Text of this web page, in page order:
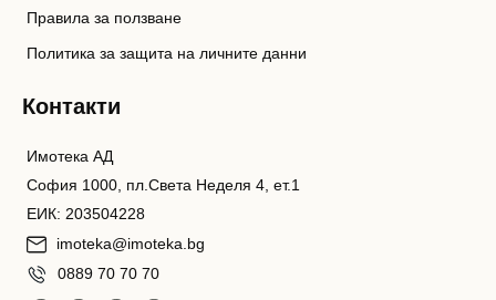
Правила за ползване
Политика за защита на личните данни
Контакти
Имотека АД
София 1000, пл.Света Неделя 4, ет.1
ЕИК: 203504228
imoteka@imoteka.bg
0889 70 70 70